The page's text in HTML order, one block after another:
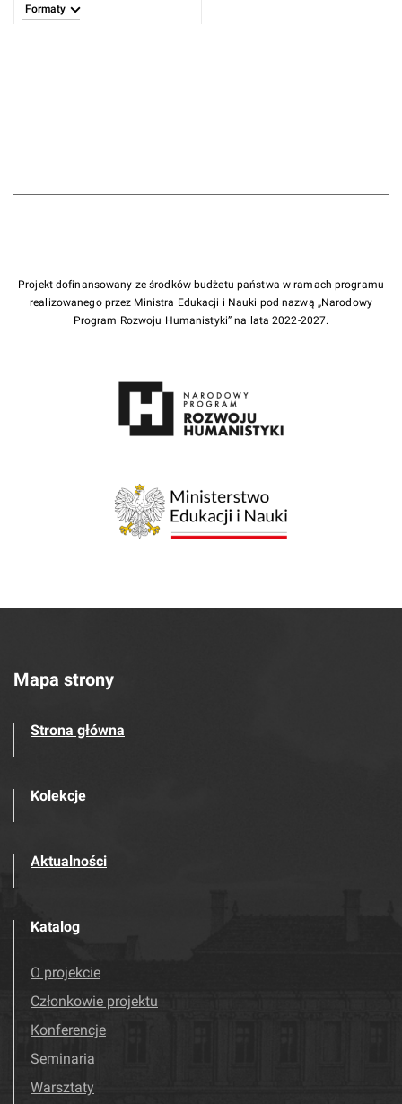
Formaty
Projekt dofinansowany ze środków budżetu państwa w ramach programu
realizowanego przez Ministra Edukacji i Nauki pod nazwą „Narodowy
Program Rozwoju Humanistyki” na lata 2022-2027.
Mapa strony
Strona główna
Kolekcje
Aktualności
Katalog
O projekcie
Członkowie projektu
Konferencje
Seminaria
Warsztaty